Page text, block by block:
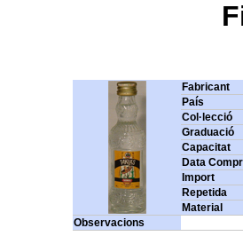
Fabricant
País
Col·lecció
Graduació
Capacitat
Data
Import
Repetida
Material
Observacions